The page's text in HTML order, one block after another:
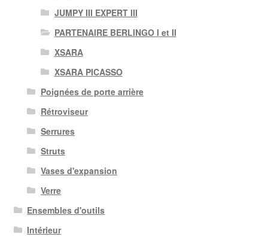
JUMPY III EXPERT III
PARTENAIRE BERLINGO I et II
XSARA
XSARA PICASSO
Poignées de porte arrière
Rétroviseur
Serrures
Struts
Vases d'expansion
Verre
Ensembles d'outils
Intérieur